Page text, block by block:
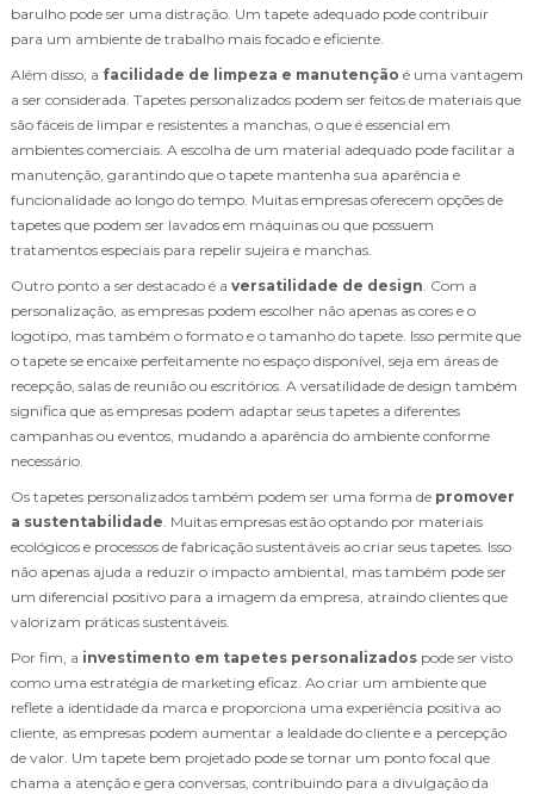
barulho pode ser uma distração. Um tapete adequado pode contribuir
para um ambiente de trabalho mais focado e eficiente.
Além disso, a facilidade de limpeza e manutenção é uma vantagem
a ser considerada. Tapetes personalizados podem ser feitos de materiais que
são fáceis de limpar e resistentes a manchas, o que é essencial em
ambientes comerciais. A escolha de um material adequado pode facilitar a
manutenção, garantindo que o tapete mantenha sua aparência e
funcionalidade ao longo do tempo. Muitas empresas oferecem opções de
tapetes que podem ser lavados em máquinas ou que possuem
tratamentos especiais para repelir sujeira e manchas.
Outro ponto a ser destacado é a versatilidade de design. Com a
personalização, as empresas podem escolher não apenas as cores e o
logotipo, mas também o formato e o tamanho do tapete. Isso permite que
o tapete se encaixe perfeitamente no espaço disponível, seja em áreas de
recepção, salas de reunião ou escritórios. A versatilidade de design também
significa que as empresas podem adaptar seus tapetes a diferentes
campanhas ou eventos, mudando a aparência do ambiente conforme
necessário.
Os tapetes personalizados também podem ser uma forma de promover
a sustentabilidade. Muitas empresas estão optando por materiais
ecológicos e processos de fabricação sustentáveis ao criar seus tapetes. Isso
não apenas ajuda a reduzir o impacto ambiental, mas também pode ser
um diferencial positivo para a imagem da empresa, atraindo clientes que
valorizam práticas sustentáveis.
Por fim, a investimento em tapetes personalizados pode ser visto
como uma estratégia de marketing eficaz. Ao criar um ambiente que
reflete a identidade da marca e proporciona uma experiência positiva ao
cliente, as empresas podem aumentar a lealdade do cliente e a percepção
de valor. Um tapete bem projetado pode se tornar um ponto focal que
chama a atenção e gera conversas, contribuindo para a divulgação da